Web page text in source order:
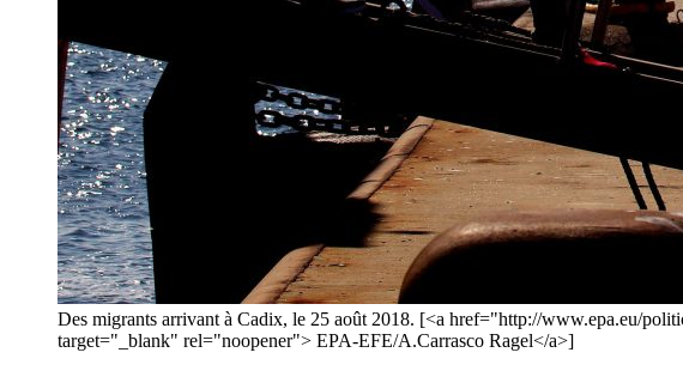
Des migrants arrivant à Cadix, le 25 août 2018. [<a href="http://www.epa.eu/
target="_blank" rel="noopener"> EPA-EFE/A.Carrasco Ragel</a>]